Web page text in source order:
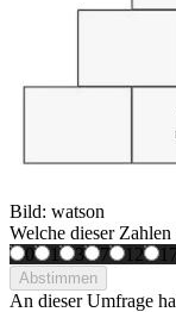
Bild: watson
Welche dieser
0
1 3 7 12 17
Abstimmen
An dieser Umfrage